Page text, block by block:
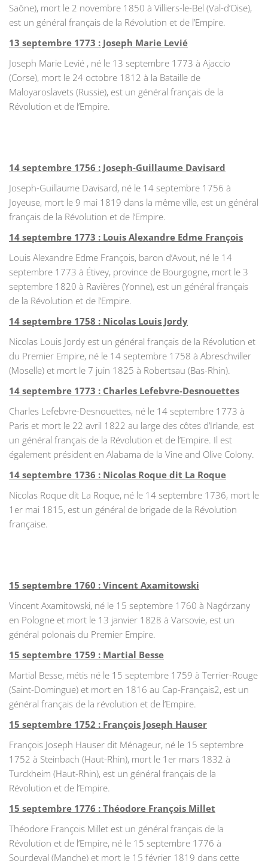
Saône), mort le 2 novembre 1850 à Villiers-le-Bel (Val-d’Oise),
est un général français de la Révolution et de l’Empire.
13 septembre 1773 : Joseph Marie Levié
Joseph Marie Levié , né le 13 septembre 1773 à Ajaccio
(Corse), mort le 24 octobre 1812 à la Bataille de
Maloyaroslavets (Russie), est un général français de la
Révolution et de l’Empire.
14 septembre 1756 : Joseph-Guillaume Davisard
Joseph-Guillaume Davisard, né le 14 septembre 1756 à
Joyeuse, mort le 9 mai 1819 dans la même ville, est un général
français de la Révolution et de l’Empire.
14 septembre 1773 : Louis Alexandre Edme François
Louis Alexandre Edme François, baron d’Avout, né le 14
septembre 1773 à Étivey, province de Bourgogne, mort le 3
septembre 1820 à Ravières (Yonne), est un général français
de la Révolution et de l’Empire.
14 septembre 1758 : Nicolas Louis Jordy
Nicolas Louis Jordy est un général français de la Révolution et
du Premier Empire, né le 14 septembre 1758 à Abreschviller
(Moselle) et mort le 7 juin 1825 à Robertsau (Bas-Rhin).
14 septembre 1773 : Charles Lefebvre-Desnouettes
Charles Lefebvre-Desnouettes, né le 14 septembre 1773 à
Paris et mort le 22 avril 1822 au large des côtes d’Irlande, est
un général français de la Révolution et de l’Empire. Il est
également président en Alabama de la Vine and Olive Colony.
14 septembre 1736 : Nicolas Roque dit La Roque
Nicolas Roque dit La Roque, né le 14 septembre 1736, mort le
1er mai 1815, est un général de brigade de la Révolution
française.
15 septembre 1760 : Vincent Axamitowski
Vincent Axamitowski, né le 15 septembre 1760 à Nagórzany
en Pologne et mort le 13 janvier 1828 à Varsovie, est un
général polonais du Premier Empire.
15 septembre 1759 : Martial Besse
Martial Besse, métis né le 15 septembre 1759 à Terrier-Rouge
(Saint-Domingue) et mort en 1816 au Cap-Français2, est un
général français de la révolution et de l’Empire.
15 septembre 1752 : François Joseph Hauser
François Joseph Hauser dit Ménageur, né le 15 septembre
1752 à Steinbach (Haut-Rhin), mort le 1er mars 1832 à
Turckheim (Haut-Rhin), est un général français de la
Révolution et de l’Empire.
15 septembre 1776 : Théodore François Millet
Théodore François Millet est un général français de la
Révolution et de l’Empire, né le 15 septembre 1776 à
Sourdeval (Manche) et mort le 15 février 1819 dans cette